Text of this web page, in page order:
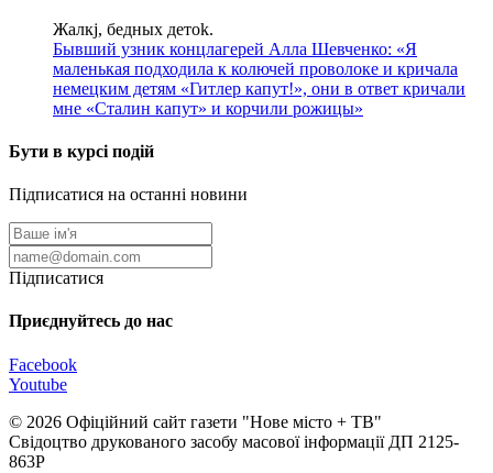
Жалкj, бедных детok.
Бывший узник концлагерей Алла Шевченко: «Я
маленькая подходила к колючей проволоке и кричала
немецким детям «Гитлер капут!», они в ответ кричали
мне «Сталин капут» и корчили рожицы»
Бути в курсі подій
Підписатися на останні новини
Підписатися
Приєднуйтесь до нас
Facebook
Youtube
© 2026 Офіційний сайт газети "Нове мiсто + ТВ"
Свідоцтво друкованого засобу масової інформації ДП 2125-
863Р